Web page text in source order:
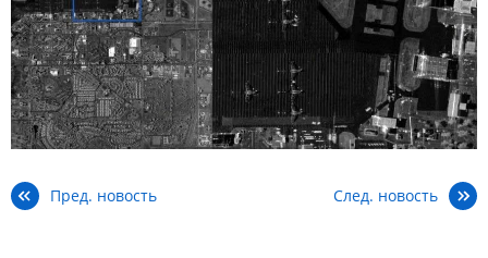
Пред. новость След. новость